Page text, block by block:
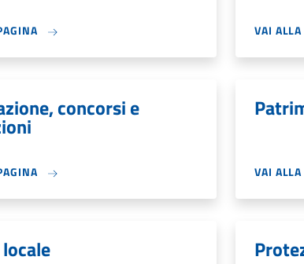
VAI
concorsi e
VAI